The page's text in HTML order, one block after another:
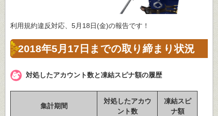
利用規約違反対応、5月18日(金)の報告です！
2018年5月17日までの取り締まり状況
対処したアカウント数と凍結スピナ額の履歴
集計期間
対処したアカウ
ント数
凍結スピ
ナ額